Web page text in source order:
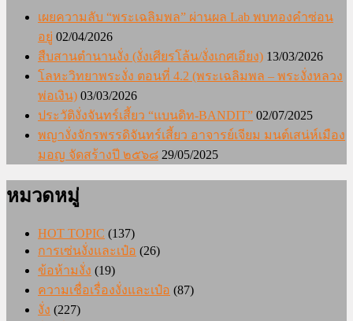
เผยความลับ “พระเฉลิมพล” ผ่านผล Lab พบทองคำซ่อน
อยู่ 02/04/2026
สืบสานตำนานงั่ง (งั่งเศียรโล้น/งั่งเกศเอียง) 13/03/2026
โลหะวิทยาพระงั่ง ตอนที่ 4.2 (พระเฉลิมพล – พระงั่งหลวง
พ่อเงิน) 03/03/2026
ประวัติงั่งจันทร์เสี้ยว “แบนดิท-BANDIT” 02/07/2025
พญางั่งจักรพรรดิจันทร์เสี้ยว อาจารย์เจียม มนต์เสน่ห์เมือง
มอญ จัดสร้างปี ๒๕๖๘ 29/05/2025
หมวดหมู่
HOT TOPIC (137)
การเซ่นงั่งและเป๋อ (26)
ข้อห้ามงั่ง (19)
ความเชื่อเรื่องงั่งและเป๋อ (87)
งั่ง (227)